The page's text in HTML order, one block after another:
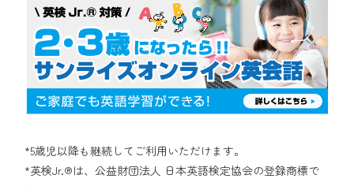
*5歳児以降も継続してご利用いただけます。
*英検Jr.®は、公益財団法人 日本英語検定協会の登録商標で